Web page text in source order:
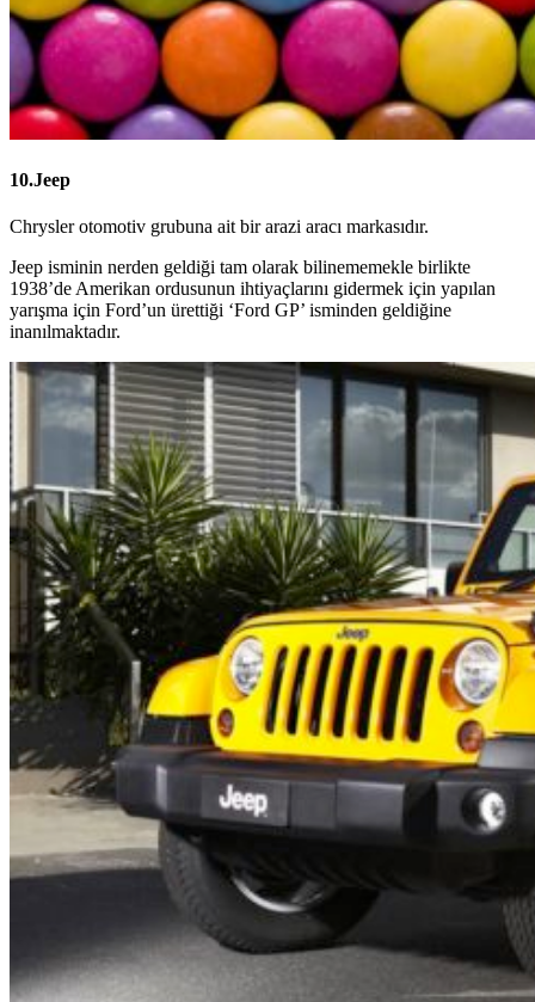
10.Jeep
Chrysler otomotiv grubuna ait bir arazi aracı markasıdır.
Jeep isminin nerden geldiği tam olarak bilinememekle birlikte
1938’de Amerikan ordusunun ihtiyaçlarını gidermek için yapılan
yarışma için Ford’un ürettiği ‘Ford GP’ isminden geldiğine
inanılmaktadır.